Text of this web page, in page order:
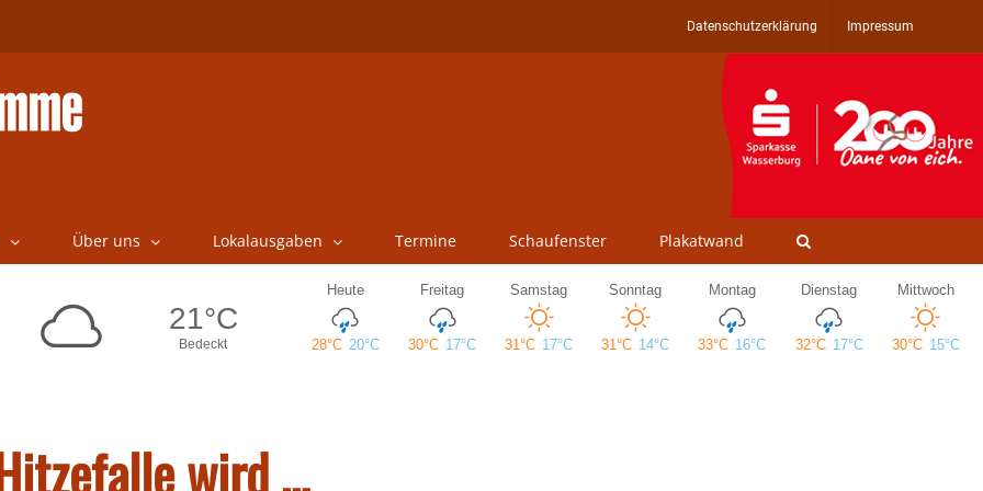
Datenschutzerklärung Impressum
Über uns Lokalausgaben Termine Schaufenster Plakatwand
wird …